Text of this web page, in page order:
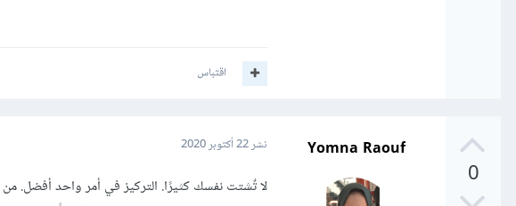
اقتباس
0
Yomna Raouf نشر22 أكتوبر 2020
لا تٌشتت نفسك كثيرًا. التركيز في أمر واحد أفضل. من